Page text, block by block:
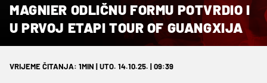
MAGNIER ODLIČNU FORMU POTVRDIO I
U PRVOJ ETAPI TOUR OF GUANGXIJA
VRIJEME ČITANJA: 1MIN | UTO. 14.10.25. | 09:39